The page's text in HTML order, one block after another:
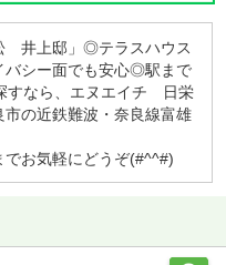
井上邸」◎テラスハウス
バシー面でも安心◎駅まで
すなら、エヌエイチ 日栄
の近鉄難波・奈良線富雄
お気軽にどうぞ(#^^#)